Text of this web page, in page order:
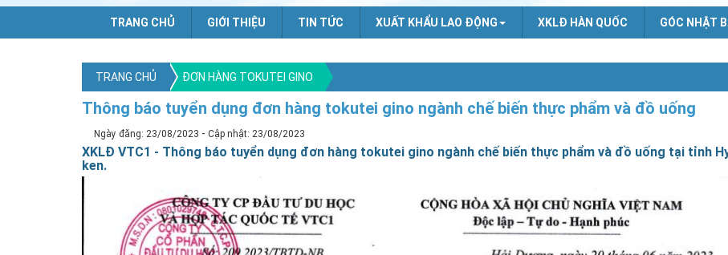
TRANG CHỦ GIỚI THIỆU TIN TỨC XUẤT KHẨU LAO ĐỘNG XKLĐ HÀN QUỐC GÓC NHẬT
TRANG CHỦ ĐƠN HÀNG TOKUTEI GINO
Thông báo tuyển dụng đơn hàng tokutei gino ngành chế biến thực phẩm và đồ uống
Ngày đăng: 23/08/2023 - Cập nhật: 23/08/2023
XKLĐ VTC1 - Thông báo tuyển dụng đơn hàng tokutei gino ngành chế biến thực phẩm và đồ uống tại tỉnh
ken.